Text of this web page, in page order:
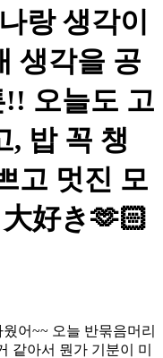
랑 생각이
생각을 공
오늘도 고
, 밥 꼭 챙
고 멋진 모
好き🫶🏻
어~~ 오늘 반묶음머리
같아서 뭔가 기분이 미